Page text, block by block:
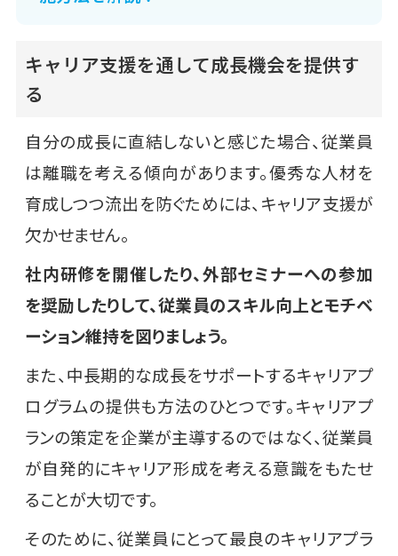
キャリア支援を通して成長機会を提供す
る
自分の成長に直結しないと感じた場合、従業員
は離職を考える傾向があります。優秀な人材を
育成しつつ流出を防ぐためには、キャリア支援が
欠かせません。
社内研修を開催したり、外部セミナーへの参加
を奨励したりして、従業員のスキル向上とモチベ
ーション維持を図りましょう。
また、中長期的な成長をサポートするキャリアプ
ログラムの提供も方法のひとつです。キャリアプ
ランの策定を企業が主導するのではなく、従業員
が自発的にキャリア形成を考える意識をもたせ
ることが大切です。
そのために、従業員にとって最良のキャリアプラ